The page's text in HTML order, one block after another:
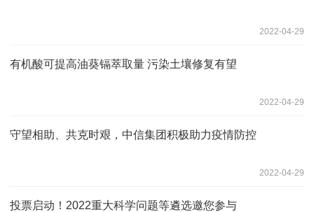
2022-04-29
有机酸可提高油葵镉萃取量 污染土壤修复有望
2022-04-29
守望相助、共克时艰，中信集团积极助力疫情防控
2022-04-29
投票启动！2022重大科学问题等遴选邀您参与